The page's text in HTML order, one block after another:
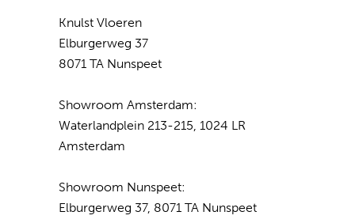
Knulst Vloeren
Elburgerweg 37
8071 TA Nunspeet
Showroom Amsterdam:
Waterlandplein 213-215, 1024 LR
Amsterdam
Showroom Nunspeet:
Elburgerweg 37, 8071 TA Nunspeet